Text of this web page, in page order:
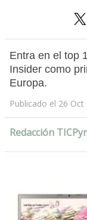
Entra en el top
Insider como
Europa.
Publicado el 26 Oct
Redacción